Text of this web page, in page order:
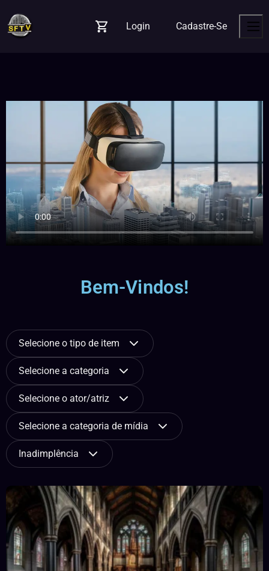
Login
Cadastre-Se
Bem-Vindos!
Selecione o tipo de item
Selecione a categoria
Selecione o ator/atriz
Selecione a categoria de mídia
Inadimplência